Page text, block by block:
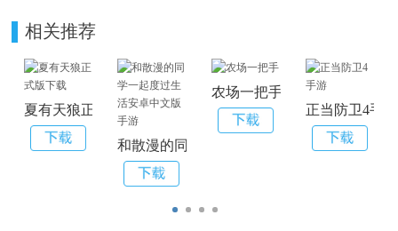
相关推荐
夏有天狼正式版下载
和散漫的同学一起度过生活安卓中文版手游
农场一把手
正当防卫4手游